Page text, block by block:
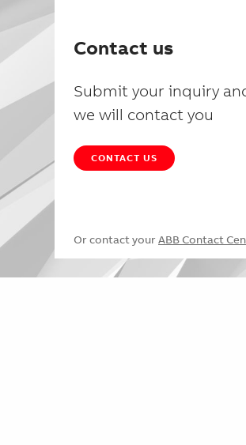
Contact us
Submit your inquiry
we will contact you
CONTACT US
Or contact your ABB Contact